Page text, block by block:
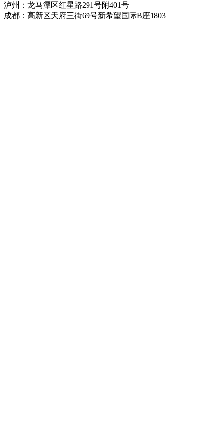
泸州：龙马潭区红星路291号附401号
成都：高新区天府三街69号新希望国际B座1803